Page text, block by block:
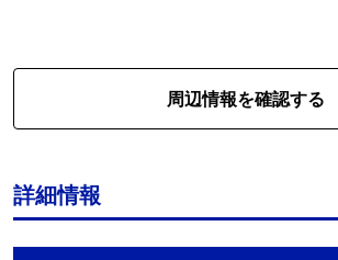
周辺情報を確認する
詳細情報